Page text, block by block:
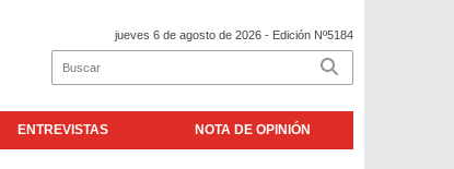
jueves 6 de agosto de 2026 - Edición Nº5184
ENTREVISTAS NOTA DE OPINIÓN